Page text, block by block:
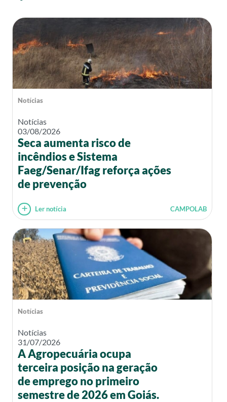
Notícias
Notícias
03/08/2026
Seca aumenta risco de
incêndios e Sistema
Faeg/Senar/Ifag reforça ações
de prevenção
Ler notícia CAMPOLAB
Notícias
Notícias
31/07/2026
A Agropecuária ocupa
terceira posição na geração
de emprego no primeiro
semestre de 2026 em Goiás.